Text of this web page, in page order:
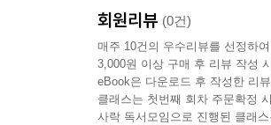
회원리뷰 (0건)
매주 10건의 우수리뷰를 선정하
3,000원 이상 구매 후 리뷰 작성 시
eBook은 다운로드 후 작성한 리
클래스는 첫번째 회차 주문확정
사락 독서모임으로 진행된 클래